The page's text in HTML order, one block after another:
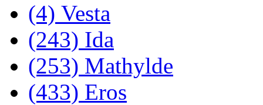
(4) Vesta
(243) Ida
(253) Mathylde
(433) Eros